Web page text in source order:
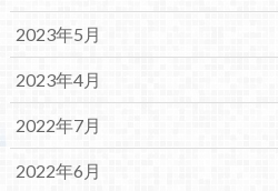
2023年5月
2023年4月
2022年7月
2022年6月